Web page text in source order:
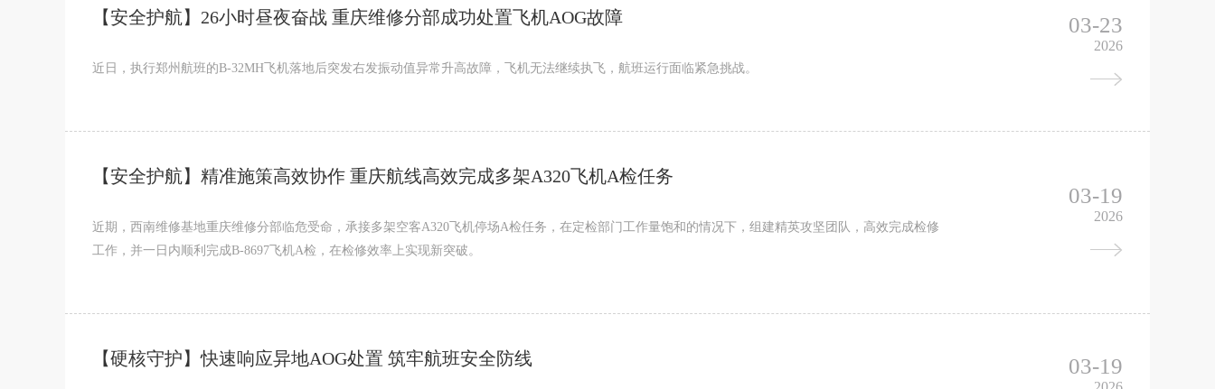
【安全护航】26小时昼夜奋战 重庆维修分部成功处置飞机AOG故障
近日，执行郑州航班的B-32MH飞机落地后突发右发振动值异常升高故障，飞机无法继续执飞，航班运行面临紧急挑战。
03-23
2026
【安全护航】精准施策高效协作 重庆航线高效完成多架A320飞机A检任务
近期，西南维修基地重庆维修分部临危受命，承接多架空客A320飞机停场A检任务，在定检部门工作量饱和的情况下，组建精英攻坚团队，高效完成检修
工作，并一日内顺利完成B-8697飞机A检，在检修效率上实现新突破。
03-19
2026
【硬核守护】快速响应异地AOG处置 筑牢航班安全防线 03-19